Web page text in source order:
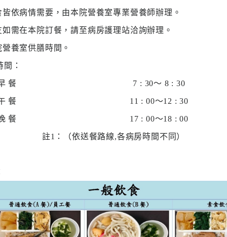
學
術
區
訊
專
區
區
永
續
發
依病情需要，由本院營養室專業營養師辦理。
需在本院訂餐，請至病房護理站洽詢辦理。
養室供膳時間。
：
餐 7 : 30～ 8 : 30
餐 11 : 00～12 : 30
餐 17 : 00～18 : 00
註1：（依送餐路線,各病房時間不同）